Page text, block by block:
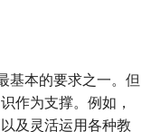
基本的要求之一。但
作为支撑。例如，
及灵活运用各种教